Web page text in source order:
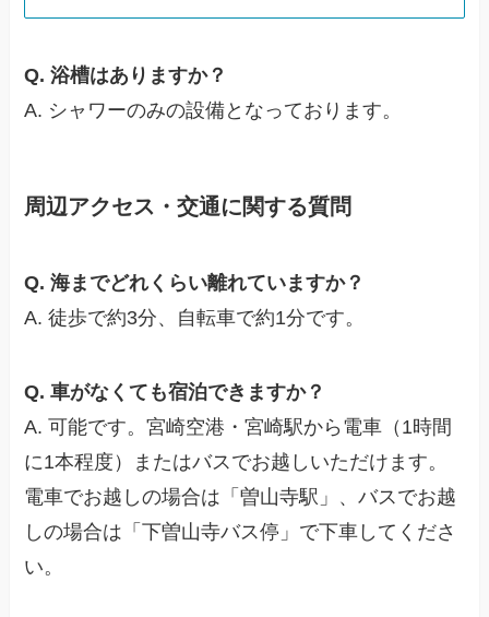
Q. 浴槽はありますか？
A. シャワーのみの設備となっております。
周辺アクセス・交通に関する質問
Q. 海までどれくらい離れていますか？
A. 徒歩で約3分、自転車で約1分です。
Q. 車がなくても宿泊できますか？
A. 可能です。宮崎空港・宮崎駅から電車（1時間
に1本程度）またはバスでお越しいただけます。
電車でお越しの場合は「曽山寺駅」、バスでお越
しの場合は「下曽山寺バス停」で下車してくださ
い。